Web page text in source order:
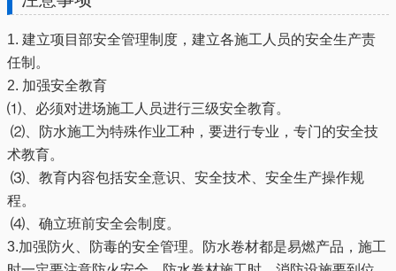
1. 建立项目部安全管理制度，建立各施工人员的安全生产责
任制。
2. 加强安全教育
⑴、必须对进场施工人员进行三级安全教育。
⑵、防水施工为特殊作业工种，要进行专业，专门的安全技
术教育。
⑶、教育内容包括安全意识、安全技术、安全生产操作规
程。
⑷、确立班前安全会制度。
3.加强防火、防毒的安全管理。防水卷材都是易燃产品，施工